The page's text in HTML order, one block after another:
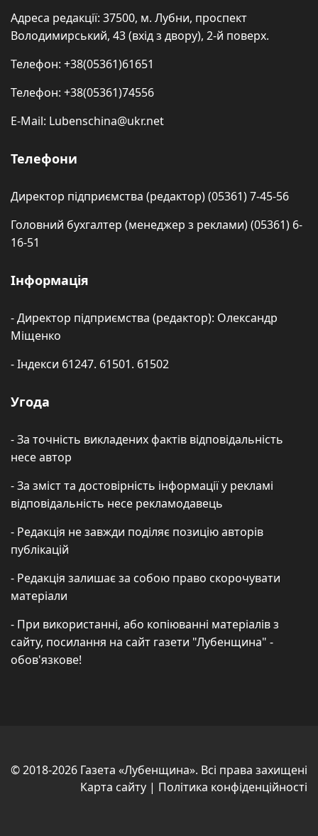
Адреса редакції: 37500, м. Лубни, проспект
Володимирський, 43 (вхід з двору), 2-й поверх.
Телефон: +38(05361)61651
Телефон: +38(05361)74556
E-Mail: Lubenschina@ukr.net
Телефони
Директор підприємства (редактор) (05361) 7-45-56
Головний бухгалтер (менеджер з реклами) (05361) 6-
16-51
Інформація
- Директор підприємства (редактор): Олександр
Міщенко
- Індекси 61247. 61501. 61502
Угода
- За точність викладених фактів відповідальність
несе автор
- За зміст та достовірність інформації у рекламі
відповідальність несе рекламодавець
- Редакція не завжди поділяє позицію авторів
публікацій
- Редакція залишає за собою право скорочувати
матеріали
- При використанні, або копіюванні матеріалів з
сайту, посилання на сайт газети "Лубенщина" -
обов'язкове!
© 2018-2026 Газета «Лубенщина». Всі права захищені
Карта сайту | Політика конфіденційності